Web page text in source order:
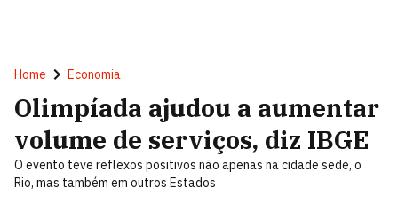
Home Economia
Olimpíada ajudou a aumentar
volume de serviços, diz IBGE
O evento teve reflexos positivos não apenas na cidade sede, o
Rio, mas também em outros Estados